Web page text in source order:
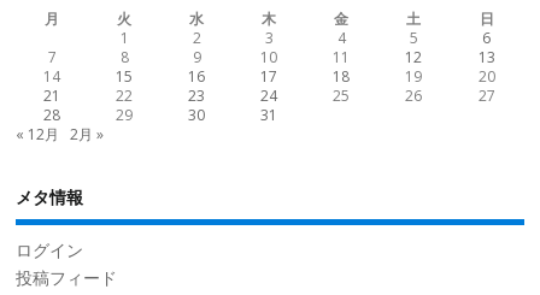
月 火 水 木 金 土
日
1
2 3 4 5
6
7
8 9 10 11 12
13
14
15 16 17 18 19
20
21
22 23 24 25 26
27
28
29 30
31
« 12月
2月 »
メタ情報
ログイン
投稿フィード